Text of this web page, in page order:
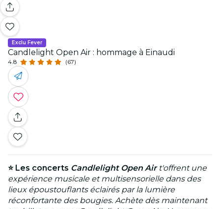
Exclu Fever
Candlelight Open Air : hommage à Einaudi
4.8 (67)
⭐ Les concerts Candlelight Open Airt'offrent une
expérience musicale et multisensorielle dans des
lieux époustouflants éclairés par la lumière
réconfortante des bougies. Achète dès maintenant